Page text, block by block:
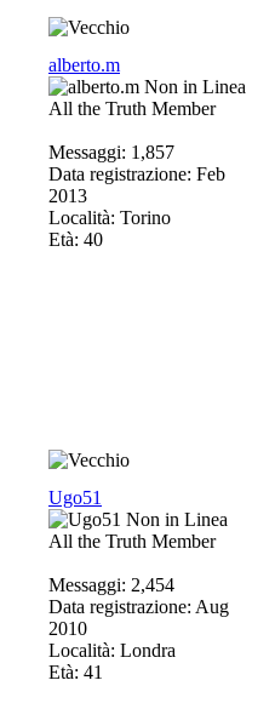
alberto.m
All the Truth Member
Messaggi: 1,857
Data registrazione: Feb
2013
Località: Torino
Età: 40
Ugo51
All the Truth Member
Messaggi: 2,454
Data registrazione: Aug
2010
Località: Londra
Età: 41